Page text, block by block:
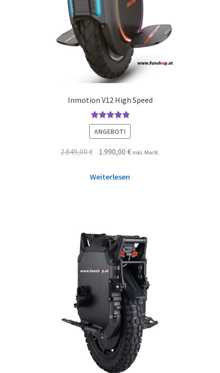
Inmotion V12 High Speed
Bewertet mit
5.00von 5
ANGEBOT!
2.849,00€ 1.990,00€ inkl. MwSt.
Weiterlesen